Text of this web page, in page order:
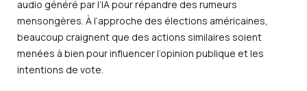
audio généré par l’IA pour répandre des rumeurs
mensongères. À l’approche des élections américaines,
beaucoup craignent que des actions similaires soient
menées à bien pour influencer l’opinion publique et les
intentions de vote.